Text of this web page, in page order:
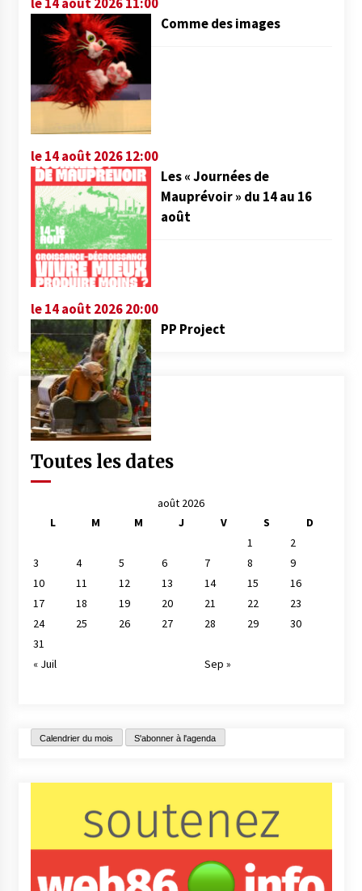
Comme des images
le 14 août 2026 12:00
Les « Journées de
Mauprévoir » du 14 au 16
août
le 14 août 2026 20:00
PP Project
Toutes les dates
août 2026
L
M M J V S
D
1
2
3
4 5 6 7 8
9
10
11 12 13 14 15
16
17
18 19 20 21 22
23
24
25 26 27 28 29
30
31
« Juil
Sep »
Calendrier du mois S'abonner à l'agenda